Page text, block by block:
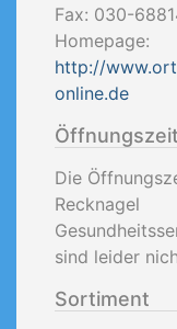
Fax: 030-
Homepage:
http://
online.de
Die
Recknagel
sind leider
Sortiment